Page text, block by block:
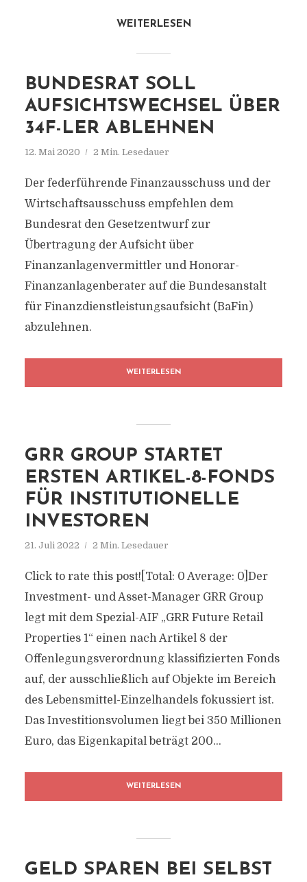
WEITERLESEN
BUNDESRAT SOLL
AUFSICHTSWECHSEL ÜBER
34F-LER ABLEHNEN
12. Mai 2020 2 Min. Lesedauer
Der federführende Finanzausschuss und der
Wirtschaftsausschuss empfehlen dem
Bundesrat den Gesetzentwurf zur
Übertragung der Aufsicht über
Finanzanlagenvermittler und Honorar-
Finanzanlagenberater auf die Bundesanstalt
für Finanzdienstleistungsaufsicht (BaFin)
abzulehnen.
WEITERLESEN
GRR GROUP STARTET
ERSTEN ARTIKEL-8-FONDS
FÜR INSTITUTIONELLE
INVESTOREN
21. Juli 2022 2 Min. Lesedauer
Click to rate this post![Total: 0 Average: 0]Der
Investment- und Asset-Manager GRR Group
legt mit dem Spezial-AIF „GRR Future Retail
Properties 1“ einen nach Artikel 8 der
Offenlegungsverordnung klassifizierten Fonds
auf, der ausschließlich auf Objekte im Bereich
des Lebensmittel-Einzelhandels fokussiert ist.
Das Investitionsvolumen liegt bei 350 Millionen
Euro, das Eigenkapital beträgt 200...
WEITERLESEN
GELD SPAREN BEI SELBST